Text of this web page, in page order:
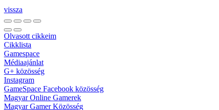
vissza
Olvasott cikkeim
Cikklista
Gamespace
Médiaajánlat
G+ közösség
Instagram
GameSpace Facebook közösség
Magyar Online Gamerek
Magyar Gamer Közösség